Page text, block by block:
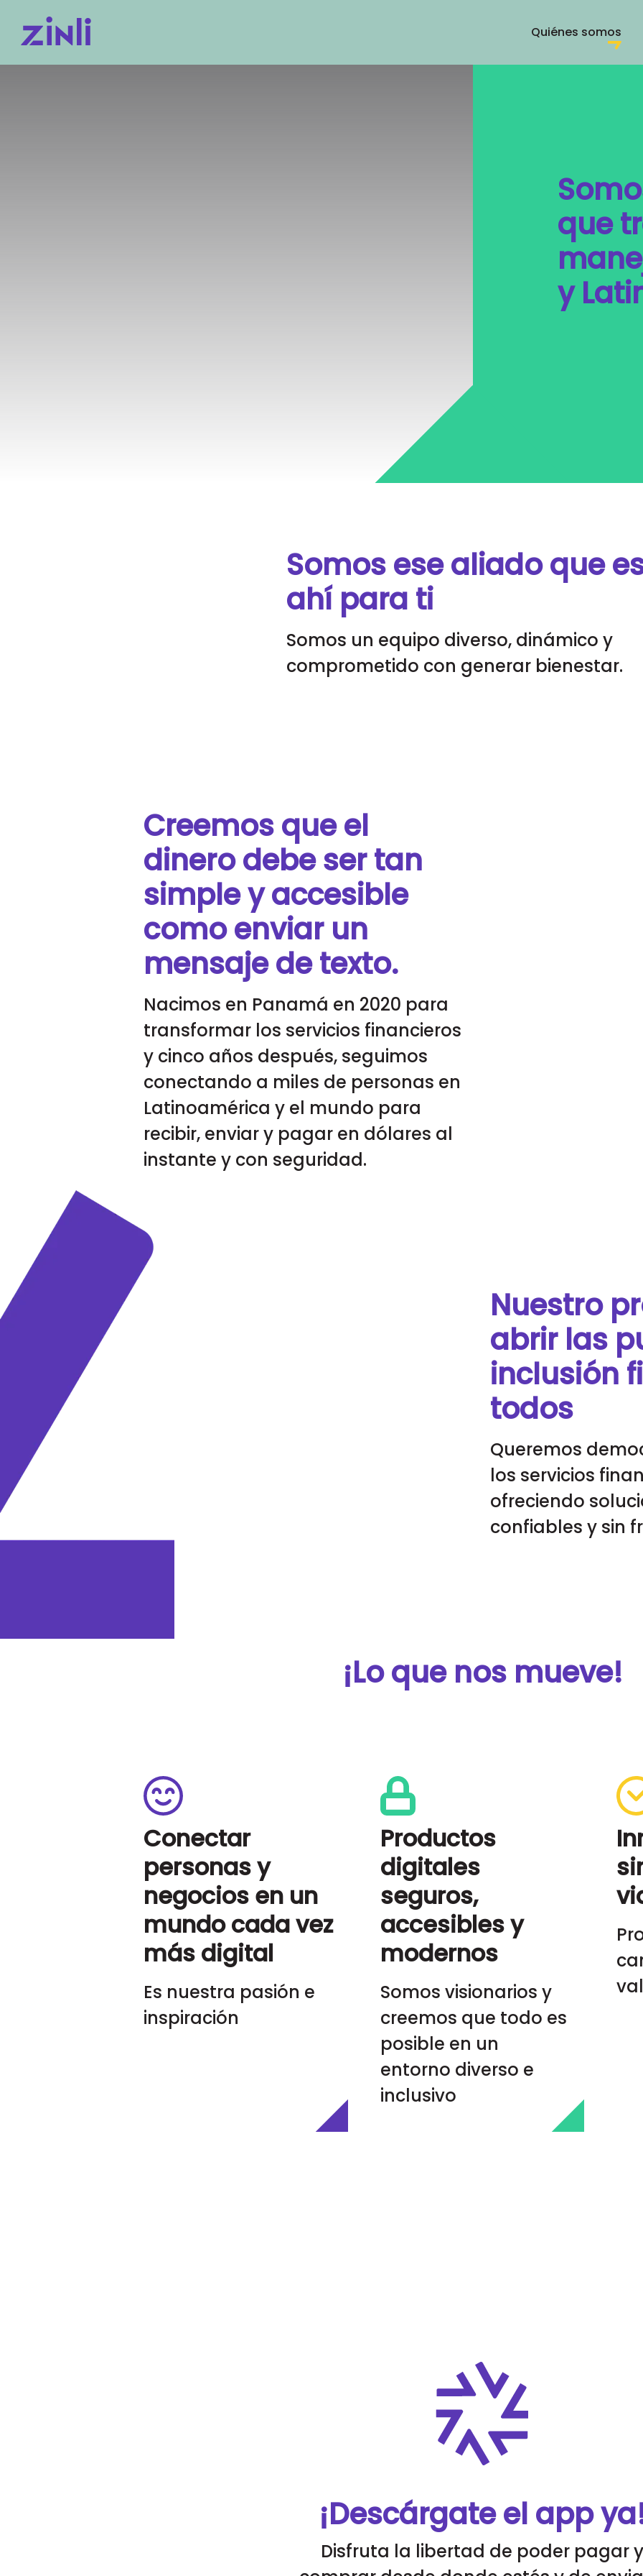
Quiénes somos
que
y
Somos ese aliado que
ahí para ti
Somos un equipo diverso, dinámico y
comprometido con generar bienestar.
Creemos que el
dinero debe ser tan
simple y accesible
como enviar un
mensaje de texto.
Nacimos en Panamá en 2020 para
transformar los servicios financieros
y cinco años después, seguimos
conectando a miles de personas en
Latinoamérica y el mundo para
recibir, enviar y pagar en dólares al
instante y con seguridad.
Nuestro
abrir las
inclusión
todos
Queremos
los servicios
ofreciendo
confiables y sin
¡Lo que nos mueve!
Conectar
personas y
negocios en un
mundo cada vez
más digital
Es nuestra pasión e
inspiración
Productos
digitales
seguros,
accesibles y
modernos
Somos visionarios y
creemos que todo es
posible en un
entorno diverso e
inclusivo
¡Descárgate el app
Disfruta la libertad de poder pagar y